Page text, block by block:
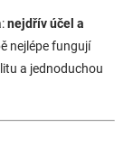
nejdřív účel a
nejlépe fungují
a jednoduchou